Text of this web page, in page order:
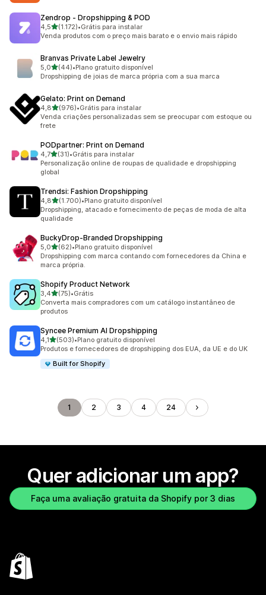
Zendrop ‑ Dropshipping & POD
4,5de 5 estrelas
(1.172)
1172 avaliações ao todo
•Grátis para instalar
Venda produtos com o preço mais barato e o envio mais rápido
Branvas Private Label Jewelry
5,0de 5 estrelas
(44)
44 avaliações ao todo
•Plano gratuito disponível
Dropshipping de joias de marca própria com a sua marca
Gelato: Print on Demand
4,8de 5 estrelas
(976)
976 avaliações ao todo
•Grátis para instalar
Venda criações personalizadas sem se preocupar com estoque ou
frete
PODpartner: Print on Demand
4,7de 5 estrelas
(31)
31 avaliações ao todo
•Grátis para instalar
Personalização online de roupas de qualidade e dropshipping
global
Trendsi: Fashion Dropshipping
4,8de 5 estrelas
(1.700)
1700 avaliações ao todo
•Plano gratuito disponível
Dropshipping, atacado e fornecimento de peças de moda de alta
qualidade
BuckyDrop‑Branded Dropshipping
5,0de 5 estrelas
(62)
62 avaliações ao todo
•Plano gratuito disponível
Dropshipping com marca contando com fornecedores da China e
marca própria.
Shopify Product Network
3,4de 5 estrelas
(75)
75 avaliações ao todo
•Grátis
Converta mais compradores com um catálogo instantâneo de
produtos
Syncee Premium AI Dropshipping
4,1de 5 estrelas
(503)
503 avaliações ao todo
•Plano gratuito disponível
Produtos e fornecedores de dropshipping dos EUA, da UE e do UK
Built for Shopify
1 2 3 4 24
Quer adicionar um app?
Faça uma avaliação gratuita da Shopify por 3 dias